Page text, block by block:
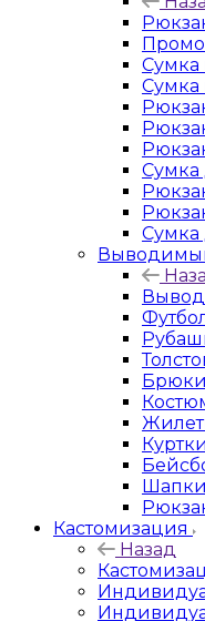
Промо
Сумка
Сумка
Сумка
Сумка
Куртки
Шапки
Кастомизация
Назад